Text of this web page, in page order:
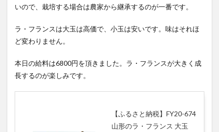
いので、栽培する場合は農家から継承するのが一番です。
ラ・フランスは大玉は高価で、小玉は安いです。味はそれほ
ど変わりません。
本日の給料は6800円を頂きました。ラ・フランスが大きく成
長するのが楽しみです。
【ふるさと納税】FY20-674
山形のラ・フランス 大玉